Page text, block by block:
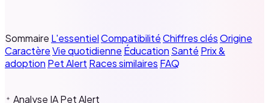
Sommaire L'essentielCompatibilitéChiffres clésOrigine
CaractèreVie quotidienne Éducation Santé Prix &
adoption Pet Alert Races similaires FAQ
Analyse IA Pet Alert